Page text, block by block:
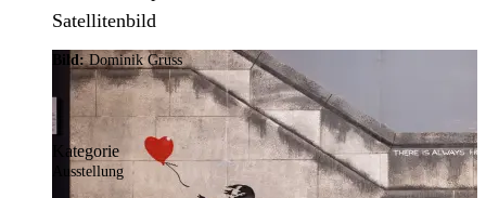
Satellitenbild
Bild:Dominik Gruss
Kategorie
Ausstellung